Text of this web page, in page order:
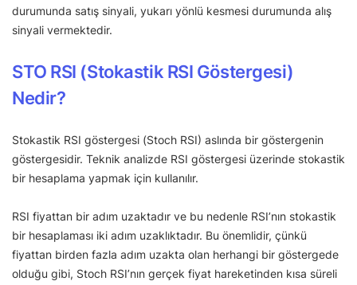
durumunda satış sinyali, yukarı yönlü kesmesi durumunda alış
sinyali vermektedir.
STO RSI (Stokastik RSI Göstergesi)
Nedir?
Stokastik RSI göstergesi (Stoch RSI) aslında bir göstergenin
göstergesidir. Teknik analizde RSI göstergesi üzerinde stokastik
bir hesaplama yapmak için kullanılır.
RSI fiyattan bir adım uzaktadır ve bu nedenle RSI’nın stokastik
bir hesaplaması iki adım uzaklıktadır. Bu önemlidir, çünkü
fiyattan birden fazla adım uzakta olan herhangi bir göstergede
olduğu gibi, Stoch RSI’nın gerçek fiyat hareketinden kısa süreli